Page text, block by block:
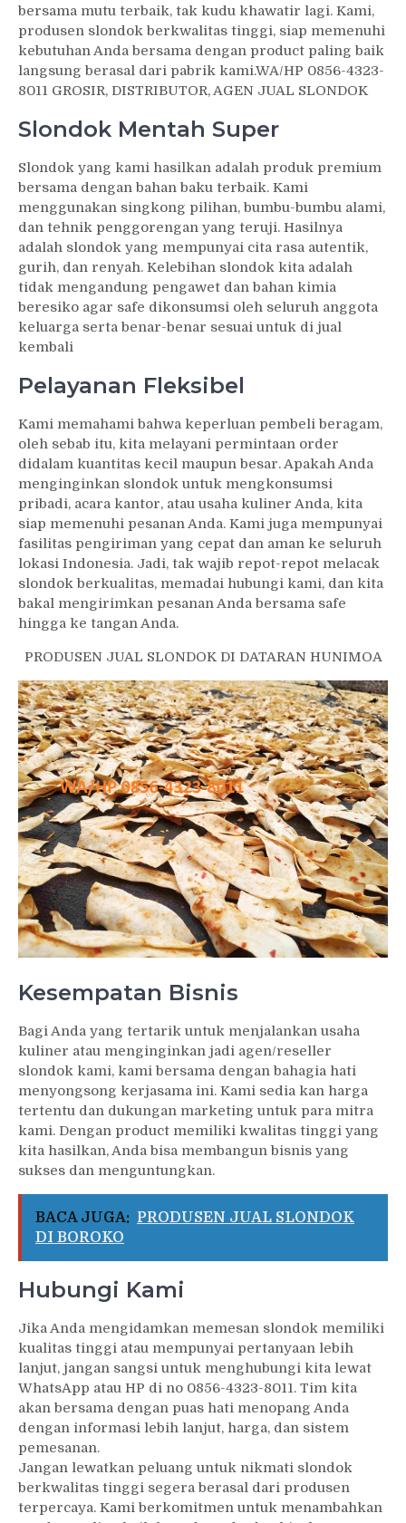
bersama mutu terbaik, tak kudu khawatir lagi. Kami,
produsen slondok berkwalitas tinggi, siap memenuhi
kebutuhan Anda bersama dengan product paling baik
langsung berasal dari pabrik kami.WA/HP 0856-4323-
8011 GROSIR, DISTRIBUTOR, AGEN JUAL SLONDOK
Slondok Mentah Super
Slondok yang kami hasilkan adalah produk premium
bersama dengan bahan baku terbaik. Kami
menggunakan singkong pilihan, bumbu-bumbu alami,
dan tehnik penggorengan yang teruji. Hasilnya
adalah slondok yang mempunyai cita rasa autentik,
gurih, dan renyah. Kelebihan slondok kita adalah
tidak mengandung pengawet dan bahan kimia
beresiko agar safe dikonsumsi oleh seluruh anggota
keluarga serta benar-benar sesuai untuk di jual
kembali
Pelayanan Fleksibel
Kami memahami bahwa keperluan pembeli beragam,
oleh sebab itu, kita melayani permintaan order
didalam kuantitas kecil maupun besar. Apakah Anda
menginginkan slondok untuk mengkonsumsi
pribadi, acara kantor, atau usaha kuliner Anda, kita
siap memenuhi pesanan Anda. Kami juga mempunyai
fasilitas pengiriman yang cepat dan aman ke seluruh
lokasi Indonesia. Jadi, tak wajib repot-repot melacak
slondok berkualitas, memadai hubungi kami, dan kita
bakal mengirimkan pesanan Anda bersama safe
hingga ke tangan Anda.
PRODUSEN JUAL SLONDOK DI DATARAN HUNIMOA
Kesempatan Bisnis
Bagi Anda yang tertarik untuk menjalankan usaha
kuliner atau menginginkan jadi agen/reseller
slondok kami, kami bersama dengan bahagia hati
menyongsong kerjasama ini. Kami sedia kan harga
tertentu dan dukungan marketing untuk para mitra
kami. Dengan product memiliki kwalitas tinggi yang
kita hasilkan, Anda bisa membangun bisnis yang
sukses dan menguntungkan.
BACA JUGA: PRODUSEN JUAL SLONDOK
DI BOROKO
Hubungi Kami
Jika Anda mengidamkan memesan slondok memiliki
kualitas tinggi atau mempunyai pertanyaan lebih
lanjut, jangan sangsi untuk menghubungi kita lewat
WhatsApp atau HP di no 0856-4323-8011. Tim kita
akan bersama dengan puas hati menopang Anda
dengan informasi lebih lanjut, harga, dan sistem
pemesanan.
Jangan lewatkan peluang untuk nikmati slondok
berkwalitas tinggi segera berasal dari produsen
terpercaya. Kami berkomitmen untuk menambahkan